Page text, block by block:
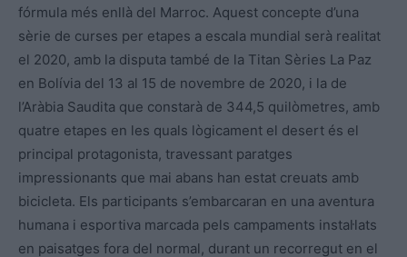
fórmula més enllà del Marroc. Aquest concepte d’una
sèrie de curses per etapes a escala mundial serà realitat
el 2020, amb la disputa també de la Titan Sèries La Paz
en Bolívia del 13 al 15 de novembre de 2020, i la de
l’Aràbia Saudita que constarà de 344,5 quilòmetres, amb
quatre etapes en les quals lògicament el desert és el
principal protagonista, travessant paratges
impressionants que mai abans han estat creuats amb
bicicleta. Els participants s’embarcaran en una aventura
humana i esportiva marcada pels campaments instal·lats
en paisatges fora del normal, durant un recorregut en el